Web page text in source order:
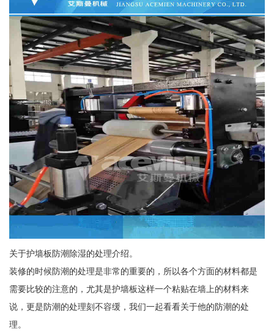
关于护墙板防潮除湿的处理介绍。
装修的时候防潮的处理是非常的重要的，所以各个方面的材料都是
需要比较的注意的，尤其是护墙板这样一个粘贴在墙上的材料来
说，更是防潮的处理刻不容缓，我们一起看看关于他的防潮的处
理。